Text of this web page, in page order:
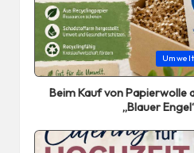
Posted
in
Umwelt
Beim Kauf von Papierwolle
„Blauer